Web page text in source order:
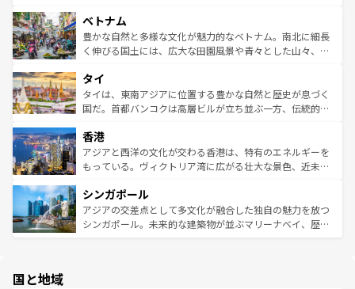
参照してほしい。
容にもいいと評判のスイーツなど、バラエティ豊かな料理
が味わえる。 なお、新着の台湾情報は コンテンツ一覧を参
照してほしい。
き、地方に足を延ばせば四季折々の自然美を楽しむことが
できる。そして、キムチや焼肉、絶品のストリートフード
まで、さまざまな韓国料理が待っている。夜には、韓国な
リティに包まれながら、韓国の多彩な魅力を心ゆくまで味
わってみてほしい。 なお、新着の韓国情報はコンテンツ一
覧を参照してほしい。
ベトナム
豊かな自然と多様な文化が魅力的なベトナム。南北に細長
く伸びる国土には、広大な田園風景や青々とした山々、世
急速な発展と共に伝統が息づく。ハノイの古い町並みやホ
ーチミン市のフランス統治時代の建物も、独特の雰囲気を
醸し出している。また、バラエティの豊かさとおいしさで
とつ。フォーやバインミー、ベトナムコーヒーなどは、ぜ
ひ現地で味わいたい。どの地域を訪れてもあたたかい人々
が旅行者を迎えてくれるので、きっと忘れられない旅にな
参照してほしい。
タイ
タイは、東南アジアに位置する豊かな自然と歴史が息づく
国だ。首都バンコクは高層ビルが立ち並ぶ一方、伝統的な
の活気が交差している。北部ではチェンマイなどの山岳地
帯で自然と触れ合い、南部ではプーケットやクラビの美し
いビーチでリゾート気分を楽しむことができる。タイ料理
激する。気候は一年中温暖で、どの季節にも異なる楽しみ
が待っている。親しみやすいタイの人々、仏教を中心とし
た文化、そして多様な観光資源が、訪れる旅人を魅了し続
香港
アジアと西洋の文化が交わる香港は、特有のエネルギーを
もっている。ヴィクトリア湾に広がる壮大な景色、近未来
み、どこを訪れても感動するはず。観光スポットが密集し
ており、効率よく見どころを回れるのも魅力。息をのむよ
うな絶景から文化的な体験まで、香港を存分に楽しみ尽く
シンガポール
アジアの交差点として多文化が融合した独自の魅力を放つ
シンガポール。未来的な建築物が並ぶマリーナベイ、歴史
国と地域